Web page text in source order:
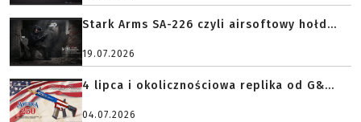
Stark Arms SA-226 czyli airsoftowy hołd...
19.07.2026
4 lipca i okolicznościowa replika od G&...
04.07.2026